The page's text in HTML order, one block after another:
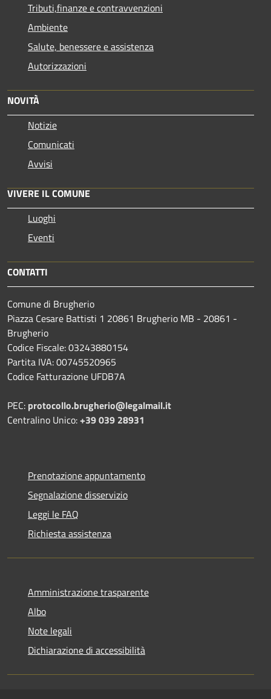
Tributi,finanze e contravvenzioni
Ambiente
Salute, benessere e assistenza
Autorizzazioni
NOVITÀ
Notizie
Comunicati
Avvisi
VIVERE IL COMUNE
Luoghi
Eventi
CONTATTI
Comune di Brugherio
Piazza Cesare Battisti 1 20861 Brugherio MB - 20861 -
Brugherio
Codice Fiscale: 03243880154
Partita IVA: 00745520965
Codice Fatturazione UFDB7A
PEC: protocollo.brugherio@legalmail.it
Centralino Unico:+39 039 28931
Prenotazione appuntamento
Segnalazione disservizio
Leggi le FAQ
Richiesta assistenza
Amministrazione trasparente
Albo
Note legali
Dichiarazione di accessibilità